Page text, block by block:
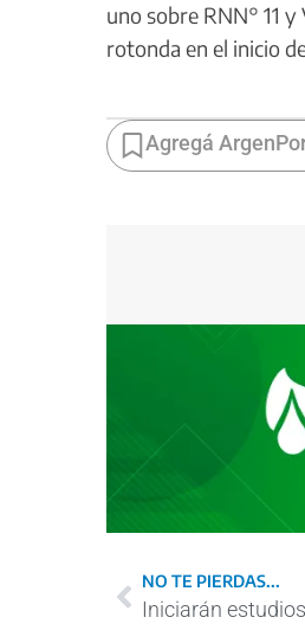
uno sobre RNN° 11
rotonda en el inicio
Agregá
NO TE PIERDAS...